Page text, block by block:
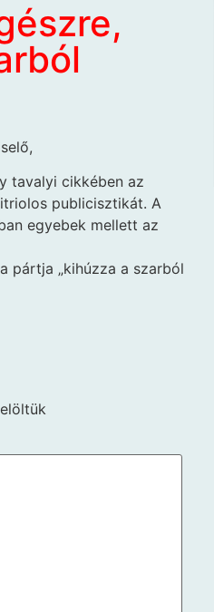
tavalyi cikkében az
publicisztikát. A
egyebek mellett az
pártja „kihúzza a szarból